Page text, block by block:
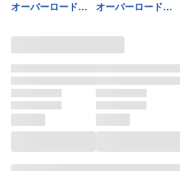
オーバーロード
オーバーロード